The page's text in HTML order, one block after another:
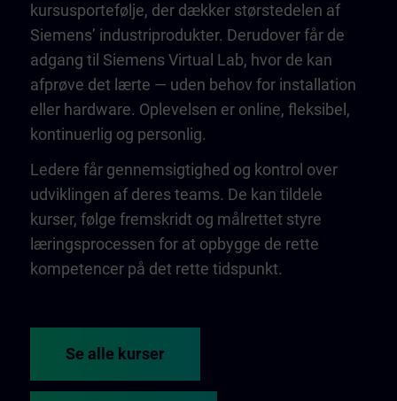
kursusportefølje, der dækker størstedelen af
Siemens’ industriprodukter. Derudover får de
adgang til Siemens Virtual Lab, hvor de kan
afprøve det lærte — uden behov for installation
eller hardware. Oplevelsen er online, fleksibel,
kontinuerlig og personlig.
Ledere får gennemsigtighed og kontrol over
udviklingen af deres teams. De kan tildele
kurser, følge fremskridt og målrettet styre
læringsprocessen for at opbygge de rette
kompetencer på det rette tidspunkt.
Se alle kurser